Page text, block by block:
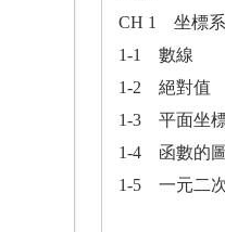
CH 1 坐標
1-1 數線
1-2 絕對值
1-3 平面坐
1-4 函數的
1-5 一元二